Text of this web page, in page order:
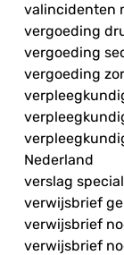
valincidenten
vergoeding
vergoeding
vergoeding
Nederland
verslag
verwijsbrief
verwijsbrief
verwijsbrief